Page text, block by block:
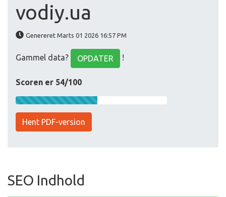
vodiy.ua
Genereret Marts 01 2026 16:57 PM
Gammel data? OPDATER !
Scoren er 54/100
Hent PDF-version
SEO Indhold